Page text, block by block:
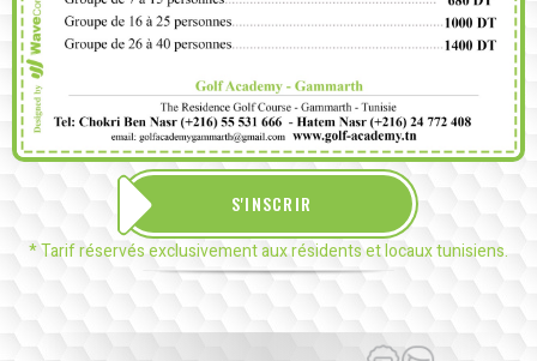
S'INSCRIR
* Tarif réservés exclusivement aux résidents et locaux tunisiens.